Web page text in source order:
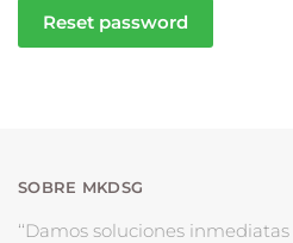
Reset password
SOBRE MKDSG
‘‘Damos soluciones